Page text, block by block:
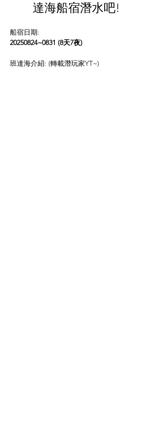
達海船宿潛水吧!
船宿日期:
20250824~0831 (8天7夜)
班達海介紹: (轉載潛玩家YT~)